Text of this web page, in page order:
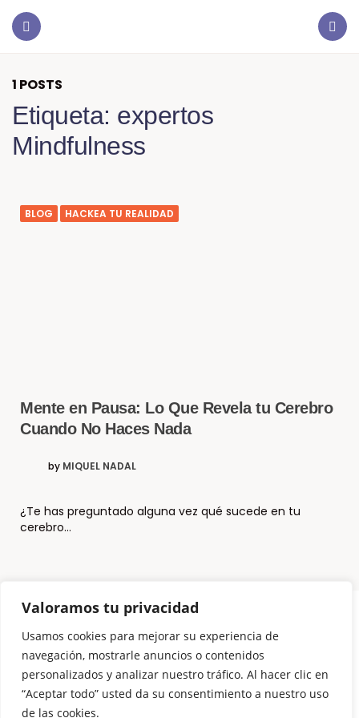
Valoramos tu privacidad
Usamos cookies para mejorar su experiencia de
navegación, mostrarle anuncios o contenidos
personalizados y analizar nuestro tráfico. Al hacer clic en
“Aceptar todo” usted da su consentimiento a nuestro uso
de las cookies.
1 POSTS
Etiqueta: expertos
Mindfulness
BLOG HACKEA TU REALIDAD
Mente en Pausa: Lo Que Revela tu Cerebro
Cuando No Haces Nada
by MIQUEL NADAL
¿Te has preguntado alguna vez qué sucede en tu
cerebro…
© Copyright El Método Neurohacking®
¿Que es Neurohacking? y ¿Cómo puedo usarlo?